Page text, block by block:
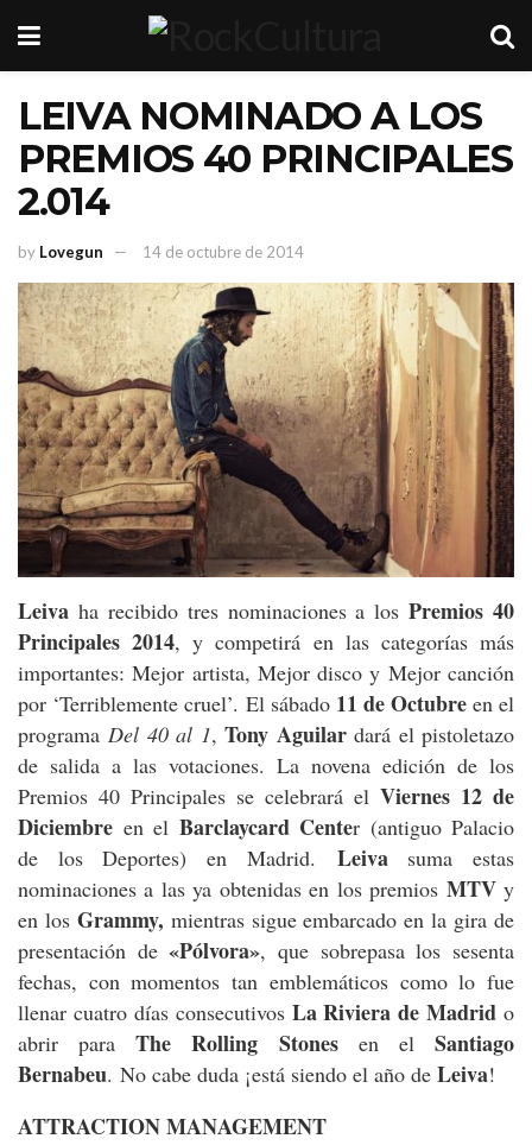
LEIVA NOMINADO A LOS
PREMIOS 40 PRINCIPALES
2.014
by Lovegun 14 de octubre de 2014
Leiva ha recibido tres nominaciones a losPremios 40
Principales 2014, y competirá en las categorías más
importantes: Mejor artista, Mejor disco y Mejor canción
por ‘Terriblemente cruel’. El sábado 11 de Octubre en el
programa Del 40 al 1,Tony Aguilardará el pistoletazo
de salida a las votaciones. La novena edición de los
Premios 40 Principales se celebrará el Viernes 12 de
Diciembre en el Barclaycard Center (antiguo Palacio
de los Deportes) en Madrid.
Leivasuma estas
nominaciones a las ya obtenidas en los premios MTVy
en los Grammy, mientras sigue embarcado en la gira de
presentación de«Pólvora», que sobrepasa los sesenta
fechas, con momentos tan emblemáticos como lo fue
llenar cuatro días consecutivosLa Riviera de Madrid o
abrir paraThe Rolling Stonesen elSantiago
Bernabeu. No cabe duda ¡está siendo el año de Leiva!
ATTRACTION MANAGEMENT